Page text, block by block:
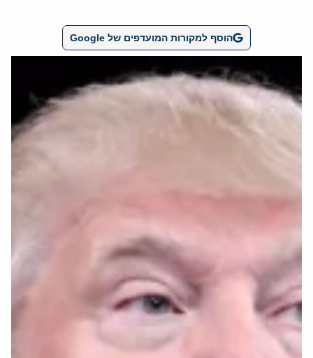
הוסף למקורות המועדפים של Google